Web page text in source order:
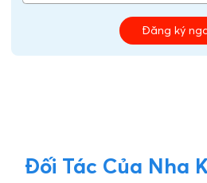
Đăng ký
Đối Tác Của Nha